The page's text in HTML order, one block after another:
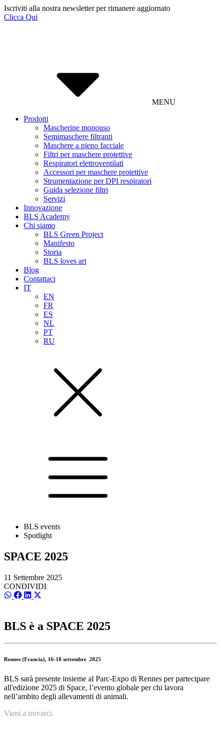
Iscriviti alla nostra newsletter per rimanere aggiornato
Clicca Qui
MENU
Prodotti
Mascherine monouso
Semimaschere filtranti
Maschere a pieno facciale
Filtri per maschere protettive
Respiratori elettroventilati
Accessori per maschere protettive
Strumentazione per DPI respiratori
Guida selezione filtri
Servizi
Innovazione
BLS Academy
Chi siamo
BLS Green Project
Manifesto
Storia
BLS loves art
Blog
Contattaci
IT
EN
FR
ES
NL
PT
RU
BLS events
Spotlight
SPACE 2025
11 Settembre 2025
CONDIVIDI
SCondividi
SCondividi
SCondividi
(Twitter)
BLS è a SPACE 2025
Rennes (Francia), 16-18 settembre 2025
BLS sarà presente insieme al Parc-Expo di Rennes per partecipare
all'edizione 2025 di Space, l’evento globale per chi lavora
nell’ambito degli allevamenti di animali.
Vieni a trovarci.